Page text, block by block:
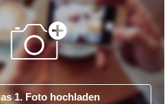
1. Foto hochladen